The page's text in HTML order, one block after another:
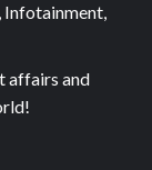
Infotainment,
affairs and